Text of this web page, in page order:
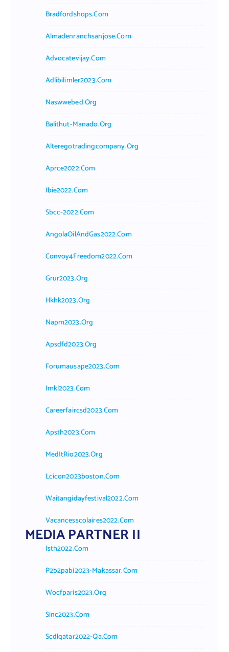
Bradfordshops.com
Almadenranchsanjose.com
Advocatevijay.com
Adlibilimler2023.com
Naswwebed.org
Balithut-Manado.org
Alteregotradingcompany.org
Aprce2022.com
Ibie2022.com
Sbcc-2022.com
AngolaOilAndGas2022.com
Convoy4Freedom2022.com
Grur2023.org
Hkhk2023.org
Napm2023.org
Apsdfd2023.org
Forumausape2023.com
Imkl2023.com
Careerfaircsd2023.com
Apsth2023.com
MedItRio2023.org
Lcicon2023boston.com
Waitangidayfestival2022.com
Vacancesscolaires2022.com
MEDIA PARTNER II
Isth2022.com
P2b2pabi2023-Makassar.com
Wocfparis2023.org
Sinc2023.com
Scdlqatar2022-Qa.com